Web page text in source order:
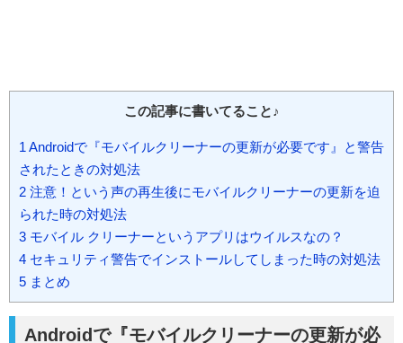
この記事に書いてること♪
1 Androidで『モバイルクリーナーの更新が必要です』と警告
されたときの対処法
2 注意！という声の再生後にモバイルクリーナーの更新を迫
られた時の対処法
3 モバイル クリーナーというアプリはウイルスなの？
4 セキュリティ警告でインストールしてしまった時の対処法
5 まとめ
Androidで『モバイルクリーナーの更新が必